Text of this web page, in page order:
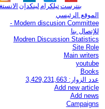
لينكدإن تيلكرامبنترست
الموقع الرئيسي
Modern discusion Committee -
للإتصال بنا
Modren Discussion Statistics
Site Role
Main writers
youtube
Books
عدد الزوار: 3,429,231,663
Add new article
Add news
Campaigns